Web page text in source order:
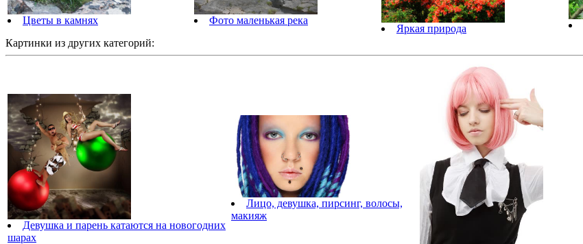
Цветы в камнях Фото маленькая река
Яркая природа
Картинки из других категорий:
Девушка и парень катаются на новогодних
шарах
Лицо, девушка, пирсинг, волосы,
макияж